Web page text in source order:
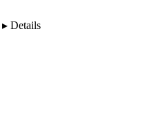
▸ Details